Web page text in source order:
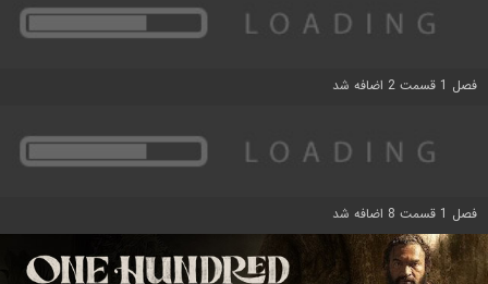
فصل 1 قسمت 2 اضافه شد
فصل 1 قسمت 8 اضافه شد